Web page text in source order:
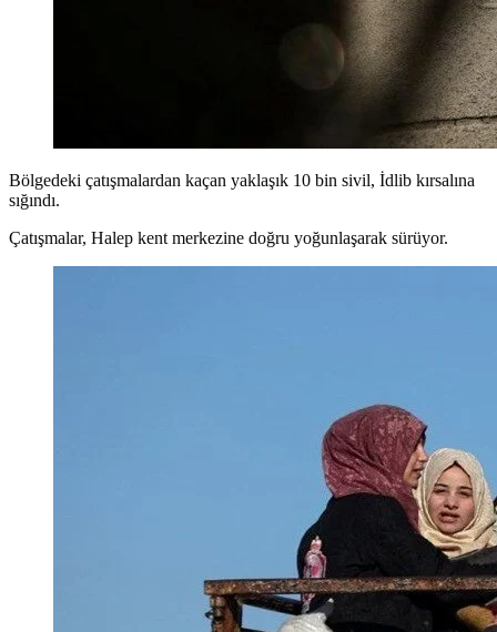
Bölgedeki çatışmalardan kaçan yaklaşık 10 bin sivil, İdlib kırsalına
sığındı.
Çatışmalar, Halep kent merkezine doğru yoğunlaşarak sürüyor.